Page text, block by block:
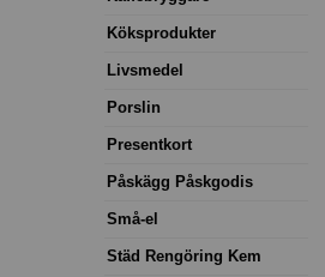
Köksprodukter
Livsmedel
Porslin
Presentkort
Påskägg Påskgodis
Små-el
Städ Rengöring Kem